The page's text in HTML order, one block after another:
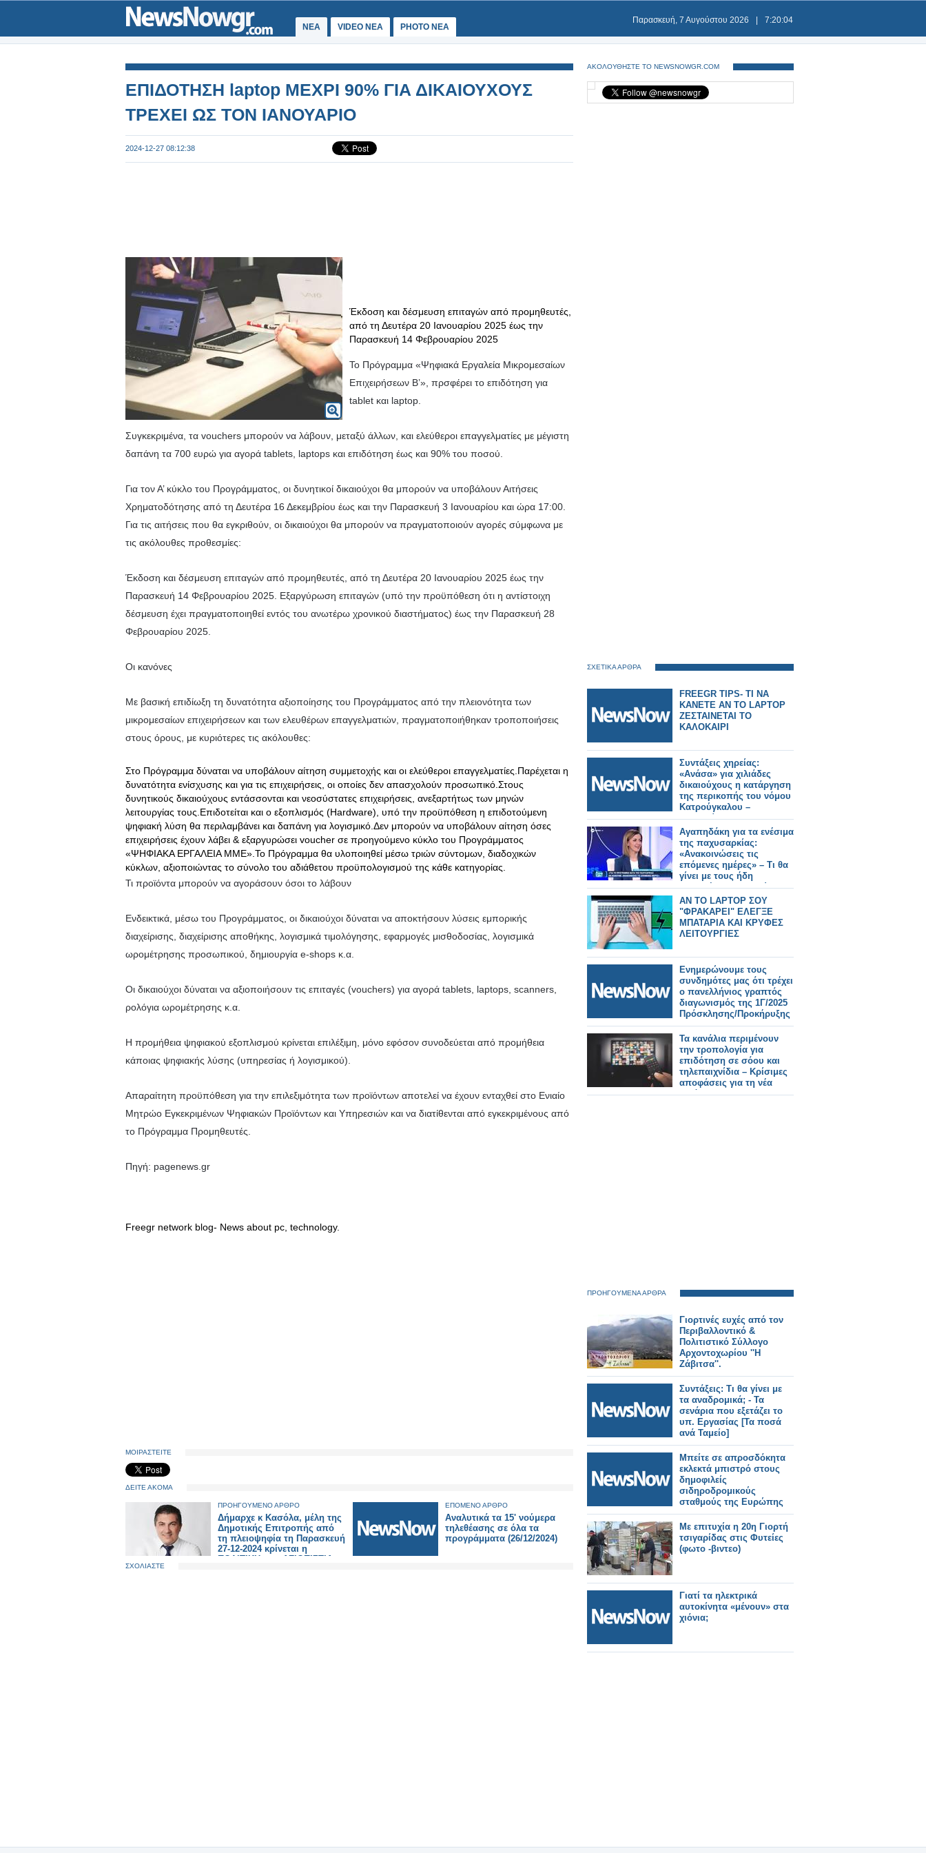
ΝΕΑ VIDEO NEA PHOTO NEA
Παρασκευή, 7 Αυγούστου 2026 7:20:04
ΕΠΙΔΟΤΗΣΗ laptop ΜΕΧΡΙ 90% ΓΙΑ ΔΙΚΑΙΟΥΧΟΥΣ
ΤΡΕΧΕΙ ΩΣ ΤΟΝ ΙΑΝΟΥΑΡΙΟ
2024-12-27 08:12:38
Έκδοση και δέσμευση επιταγών από προμηθευτές,
από τη Δευτέρα 20 Ιανουαρίου 2025 έως την
Παρασκευή 14 Φεβρουαρίου 2025
Το Πρόγραμμα «Ψηφιακά Εργαλεία Μικρομεσαίων
Επιχειρήσεων Β’», πρσφέρει το επιδότηση για
tablet και laptop.
Συγκεκριμένα, τα vouchers μπορούν να λάβουν, μεταξύ άλλων, και ελεύθεροι επαγγελματίες με μέγιστη
δαπάνη τα 700 ευρώ για αγορά tablets, laptops και επιδότηση έως και 90% του ποσού.
Για τον Α’ κύκλο του Προγράμματος, οι δυνητικοί δικαιούχοι θα μπορούν να υποβάλουν Αιτήσεις
Χρηματοδότησης από τη Δευτέρα 16 Δεκεμβρίου έως και την Παρασκευή 3 Ιανουαρίου και ώρα 17:00.
Για τις αιτήσεις που θα εγκριθούν, οι δικαιούχοι θα μπορούν να πραγματοποιούν αγορές σύμφωνα με
τις ακόλουθες προθεσμίες:
Έκδοση και δέσμευση επιταγών από προμηθευτές, από τη Δευτέρα 20 Ιανουαρίου 2025 έως την
Παρασκευή 14 Φεβρουαρίου 2025. Εξαργύρωση επιταγών (υπό την προϋπόθεση ότι η αντίστοιχη
δέσμευση έχει πραγματοποιηθεί εντός του ανωτέρω χρονικού διαστήματος) έως την Παρασκευή 28
Φεβρουαρίου 2025.
Οι κανόνες
Με βασική επιδίωξη τη δυνατότητα αξιοποίησης του Προγράμματος από την πλειονότητα των
μικρομεσαίων επιχειρήσεων και των ελευθέρων επαγγελματιών, πραγματοποιήθηκαν τροποποιήσεις
στους όρους, με κυριότερες τις ακόλουθες:
Στο Πρόγραμμα δύναται να υποβάλουν αίτηση συμμετοχής και οι ελεύθεροι επαγγελματίες.Παρέχεται η
δυνατότητα ενίσχυσης και για τις επιχειρήσεις, οι οποίες δεν απασχολούν προσωπικό.Στους
δυνητικούς δικαιούχους εντάσσονται και νεοσύστατες επιχειρήσεις, ανεξαρτήτως των μηνών
λειτουργίας τους.Επιδοτείται και ο εξοπλισμός (Hardware), υπό την προϋπόθεση η επιδοτούμενη
ψηφιακή λύση θα περιλαμβάνει και δαπάνη για λογισμικό.Δεν μπορούν να υποβάλουν αίτηση όσες
επιχειρήσεις έχουν λάβει & εξαργυρώσει voucher σε προηγούμενο κύκλο του Προγράμματος
«ΨΗΦΙΑΚΑ ΕΡΓΑΛΕΙΑ ΜΜΕ».Το Πρόγραμμα θα υλοποιηθεί μέσω τριών σύντομων, διαδοχικών
κύκλων, αξιοποιώντας το σύνολο του αδιάθετου προϋπολογισμού της κάθε κατηγορίας.
Τι προϊόντα μπορούν να αγοράσουν όσοι το λάβουν
Ενδεικτικά, μέσω του Προγράμματος, οι δικαιούχοι δύναται να αποκτήσουν λύσεις εμπορικής
διαχείρισης, διαχείρισης αποθήκης, λογισμικά τιμολόγησης, εφαρμογές μισθοδοσίας, λογισμικά
ωρομέτρησης προσωπικού, δημιουργία e-shops κ.α.
Oι δικαιούχοι δύναται να αξιοποιήσουν τις επιταγές (vouchers) για αγορά tablets, laptops, scanners,
ρολόγια ωρομέτρησης κ.α.
H προμήθεια ψηφιακού εξοπλισμού κρίνεται επιλέξιμη, μόνο εφόσον συνοδεύεται από προμήθεια
κάποιας ψηφιακής λύσης (υπηρεσίας ή λογισμικού).
Απαραίτητη προϋπόθεση για την επιλεξιμότητα των προϊόντων αποτελεί να έχουν ενταχθεί στο Ενιαίο
Μητρώο Εγκεκριμένων Ψηφιακών Προϊόντων και Υπηρεσιών και να διατίθενται από εγκεκριμένους από
το Πρόγραμμα Προμηθευτές.
Πηγή: pagenews.gr
Freegr network blog- News about pc, technology.
ΜΟΙΡΑΣΤΕΙΤΕ
ΔΕΙΤΕ ΑΚΟΜΑ
ΠΡΟΗΓΟΥΜΕΝΟ ΑΡΘΡΟ
Δήμαρχε κ Κασόλα, μέλη της
Δημοτικής Επιτροπής από
τη πλειοψηφία τη Παρασκευή
27-12-2024 κρίνεται η
ΠΟΛΙΤΙΚΗ σας ΑΞΙΟΠΙΣΤΙΑ.
ΕΠΟΜΕΝΟ ΑΡΘΡΟ
Αναλυτικά τα 15' νούμερα
τηλεθέασης σε όλα τα
προγράμματα (26/12/2024)
ΣΧΟΛΙΑΣΤΕ
ΑΚΟΛΟΥΘΗΣΤΕ ΤΟ NEWSNOWGR.COM
ΣΧΕΤΙΚΑ ΑΡΘΡΑ
FREEGR TIPS- ΤΙ ΝΑ
ΚΑΝΕΤΕ ΑΝ ΤΟ LAPTOP
ΖΕΣΤΑΙΝΕΤΑΙ ΤΟ
ΚΑΛΟΚΑΙΡΙ
Συντάξεις χηρείας:
«Ανάσα» για χιλιάδες
δικαιούχους η κατάργηση
της περικοπής του νόμου
Κατρούγκαλου –
Παραδείγματα.
Αγαπηδάκη για τα ενέσιμα
της παχυσαρκίας:
«Ανακοινώσεις τις
επόμενες ημέρες» – Τι θα
γίνει με τους ήδη
ενταγμένους δικαιούχους
(video)
AN TO LAPTOP ΣΟΥ
"ΦΡΑΚΑΡΕΙ" ΕΛΕΓΞΕ
ΜΠΑΤΑΡΙΑ ΚΑΙ ΚΡΥΦΕΣ
ΛΕΙΤΟΥΡΓΙΕΣ
Ενημερώνουμε τους
συνδημότες μας ότι τρέχει
ο πανελλήνιος γραπτός
διαγωνισμός της 1Γ/2025
Πρόσκλησης/Προκήρυξης
(Α.Σ.Ε.Π. 14, 15).
Τα κανάλια περιμένουν
την τροπολογία για
επιδότηση σε σόου και
τηλεπαιχνίδια – Κρίσιμες
αποφάσεις για τη νέα
σεζόν
ΠΡΟΗΓΟΥΜΕΝΑ ΑΡΘΡΑ
Γιορτινές ευχές από τον
Περιβαλλοντικό &
Πολιτιστικό Σύλλογο
Αρχοντοχωρίου ''Η
Ζάβιτσα''.
Συντάξεις: Τι θα γίνει με
τα αναδρομικά; - Τα
σενάρια που εξετάζει το
υπ. Εργασίας [Τα ποσά
ανά Ταμείο]
Μπείτε σε απροσδόκητα
εκλεκτά μπιστρό στους
δημοφιλείς
σιδηροδρομικούς
σταθμούς της Ευρώπης
Με επιτυχία η 20η Γιορτή
τσιγαρίδας στις Φυτείες
(φωτο -βιντεο)
Γιατί τα ηλεκτρικά
αυτοκίνητα «μένουν» στα
χιόνια;